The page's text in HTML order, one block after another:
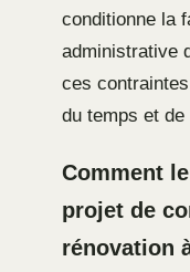
conditionne la
administrative
ces
du temps et de
Comment
projet de
rénovation